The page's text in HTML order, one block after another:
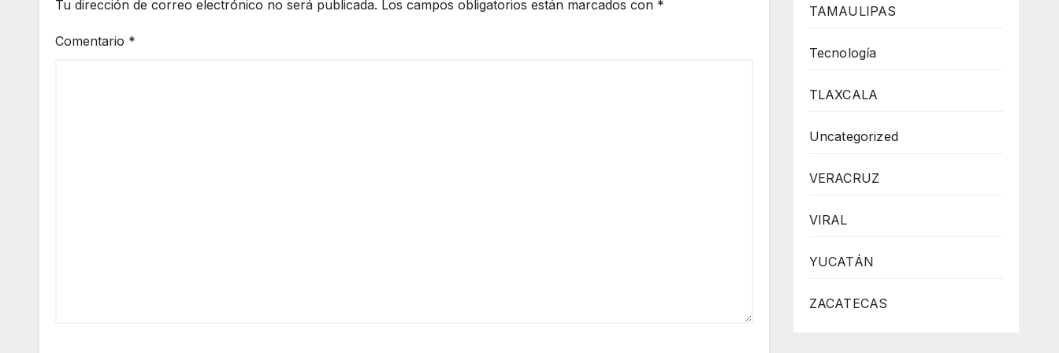
Tu dirección de correo electrónico no será publicada. Los campos obligatorios están marcados con *
Comentario *
TAMAULIPAS
Tecnología
TLAXCALA
Uncategorized
VERACRUZ
VIRAL
YUCATÁN
ZACATECAS